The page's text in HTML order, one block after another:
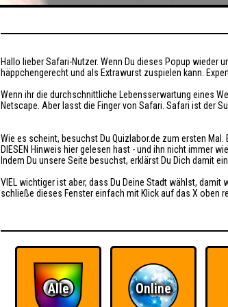
Hallo lieber Safari-Nutzer. Wenn Du dieses Popup
häppchengerecht und als Extrawurst zuspielen kann.
Wenn ihr die durchschnittliche Lebensserwartung eines
Netscape. Aber lasst die Finger von Safari. Safari ist der
Wie es scheint, besuchst Du Quizlabor.de zum ersten
DIESEN Hinweis hier gelesen hast - und ihn nicht immer
Indem Du unsere Seite besuchst, erklärst Du Dich damit
VIEL wichtiger ist aber, dass Du Deine Stadt wählst,
schließe dieses Fenster einfach mit Klick auf das X oben
Alle Online